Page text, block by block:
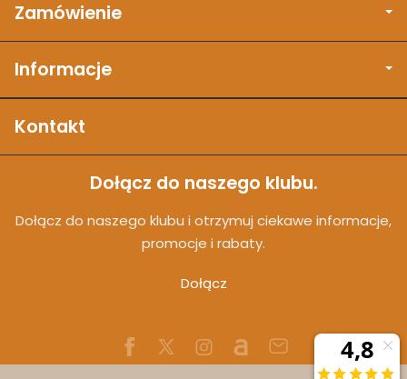
Zamówienie
Informacje
Kontakt
Dołącz do naszego klubu.
Dołącz do naszego klubu i otrzymuj ciekawe informacje,
promocje i rabaty.
Dołącz